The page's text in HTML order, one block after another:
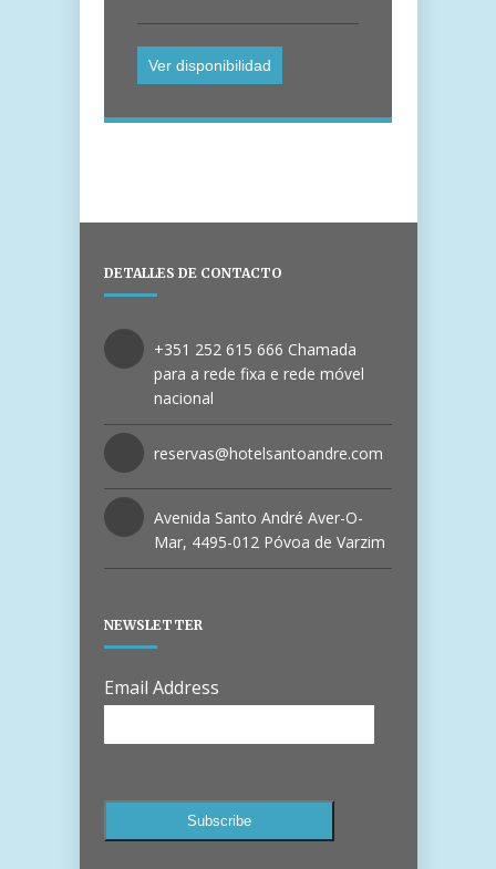
DETALLES DE CONTACTO
+351 252 615 666 Chamada
para a rede fixa e rede móvel
nacional
reservas@hotelsantoandre.com
Avenida Santo André Aver-O-
Mar, 4495-012 Póvoa de Varzim
NEWSLETTER
Email Address